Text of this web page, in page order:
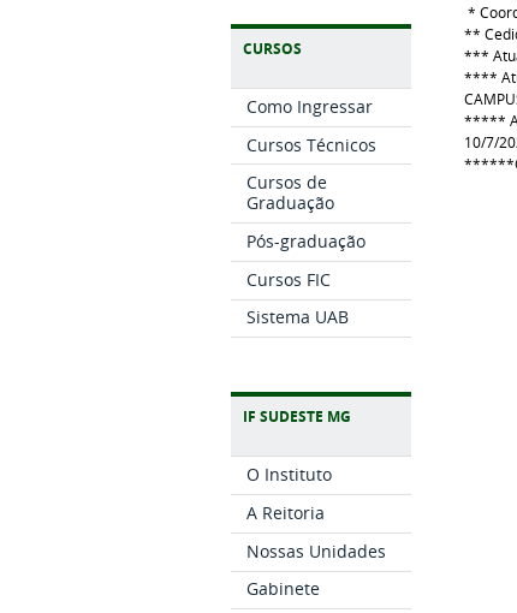
CURSOS
Como Ingressar
Cursos Técnicos
Cursos de
Graduação
Pós-graduação
Cursos FIC
Sistema UAB
IF SUDESTE MG
O Instituto
A Reitoria
Nossas Unidades
Gabinete
*
**
***
****
*****
10/7/